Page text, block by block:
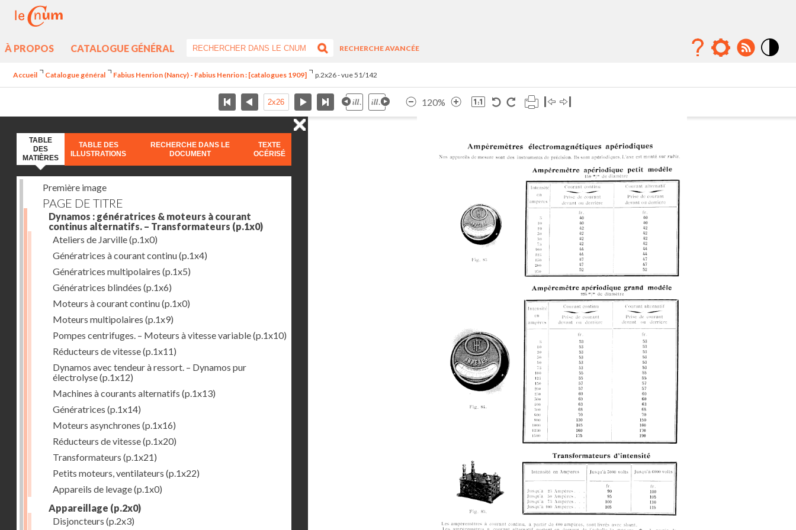
À PROPOS CATALOGUE GÉNÉRAL
RECHERCHE AVANCÉE
Accueil Catalogue général Fabius Henrion (Nancy) - Fabius Henrion : [catalogues 1909] p.2x26 - vue 51/142
120%
TABLE
DES
MATIÈRES
TABLE DES
ILLUSTRATIONS
RECHERCHE DANS LE
DOCUMENT
TEXTE
OCÉRISÉ
Première image
PAGE DE TITRE
Dynamos : génératrices & moteurs à courant
continus alternatifs. – Transformateurs (p.1x0)
Ateliers de Jarville(p.1x0)
Génératrices à courant continu(p.1x4)
Génératrices multipolaires (p.1x5)
Génératrices blindées (p.1x6)
Moteurs à courant continu(p.1x0)
Moteurs multipolaires (p.1x9)
Pompes centrifuges. – Moteurs à vitesse variable(p.1x10)
Réducteurs de vitesse(p.1x11)
Dynamos avec tendeur à ressort. – Dynamos pur
électrolyse(p.1x12)
Machines à courants alternatifs (p.1x13)
Génératrices (p.1x14)
Moteurs asynchrones (p.1x16)
Réducteurs de vitesse(p.1x20)
Transformateurs (p.1x21)
Petits moteurs, ventilateurs (p.1x22)
Appareils de levage(p.1x0)
Appareillage (p.2x0)
Disjoncteurs (p.2x3)